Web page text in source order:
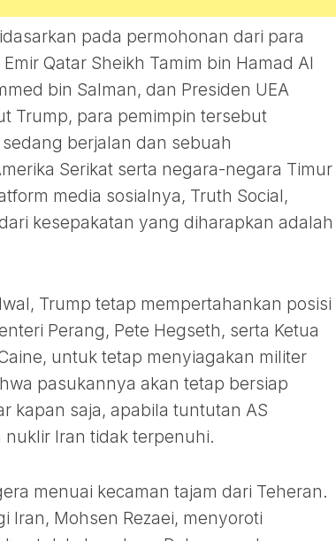
pada permohonan dari para
Qatar Sheikh Tamim bin Hamad Al
bin Salman, dan Presiden UEA
Trump, para pemimpin tersebut
berjalan dan sebuah
Serikat serta negara-negara Timur
media sosialnya, Truth Social,
kesepakatan yang diharapkan adalah
Trump tetap mempertahankan posisi
Perang, Pete Hegseth, serta Ketua
untuk tetap menyiagakan militer
pasukannya akan tetap bersiap
kapan saja, apabila tuntutan AS
Iran tidak terpenuhi.
menuai kecaman tajam dari Teheran.
Iran, Mohsen Rezaei, menyoroti